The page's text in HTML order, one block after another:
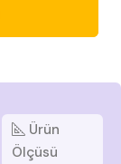
Ürün
Ölçüsü